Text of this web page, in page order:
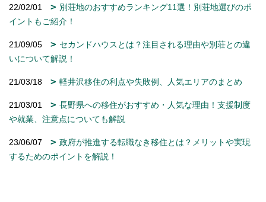
22/02/01
別荘地のおすすめランキング11選！別荘地選びのポ
イントもご紹介！
21/09/05
セカンドハウスとは？注目される理由や別荘との違
いについて解説！
21/03/18 軽井沢移住の利点や失敗例、人気エリアのまとめ
21/03/01
長野県への移住がおすすめ・人気な理由！支援制度
や就業、注意点についても解説
23/06/07
政府が推進する転職なき移住とは？メリットや実現
するためのポイントを解説！